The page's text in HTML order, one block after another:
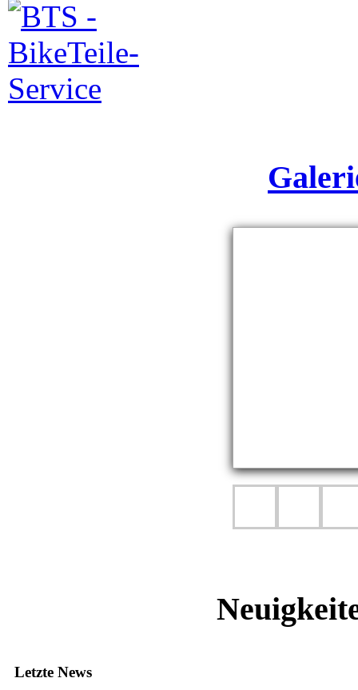
Letzte News